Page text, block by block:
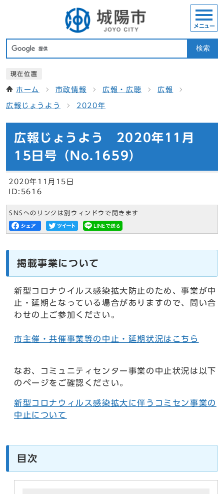
検索
メニュー
現在位置
ホーム 市政情報 広報・広聴 広報
広報じょうよう 2020年
広報じょうよう 2020年11月
15日号（No.1659）
2020年11月15日
ID:5616
SNSへのリンクは別ウィンドウで開きます
掲載事業について
新型コロナウイルス感染拡大防止のため、事業が中
止・延期となっている場合がありますので、問い合
わせの上ご参加ください。
市主催・共催事業等の中止・延期状況はこちら
なお、コミュニティセンター事業の中止状況は以下
のページをご確認ください。
新型コロナウィルス感染拡大に伴うコミセン事業の
中止について
目次